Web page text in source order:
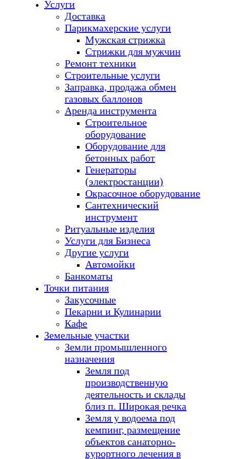
Услуги
Доставка
Парикмахерские услуги
Мужская стрижка
Стрижки для мужчин
Ремонт техники
Строительные услуги
Заправка, продажа обмен
газовых баллонов
Аренда инструмента
Строительное
оборудование
Оборудование для
бетонных работ
Генераторы
(электростанции)
Окрасочное оборудование
Сантехнический
инструмент
Ритуальные изделия
Услуги для Бизнеса
Другие услуги
Автомойки
Банкоматы
Точки питания
Закусочные
Пекарни и Кулинарии
Кафе
Земельные участки
Земли промышленного
назначения
Земля под
производственную
деятельность и склады
близ п. Широкая речка
Земля у водоема под
кемпинг, размещение
объектов санаторно-
курортного лечения в